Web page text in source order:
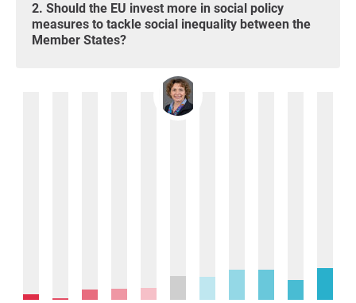
2. Should the EU invest more in social policy
measures to tackle social inequality between the
Member States?